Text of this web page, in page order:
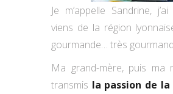
Je m’appelle Sandrine,
viens de la région
gourmande… très
Ma grand-mère, puis ma
transmis la passion de